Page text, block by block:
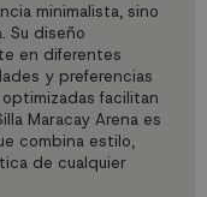
minimalista, sino
Su diseño
en diferentes
y preferencias
facilitan
Maracay Arena es
combina estilo,
de cualquier